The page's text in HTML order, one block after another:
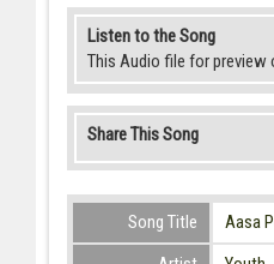
Listen to the Song
This Audio file for preview
Share This Song
Song Title
Aasa